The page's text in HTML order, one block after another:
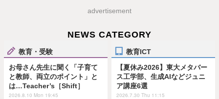
advertisement
NEWS CATEGORY
教育・受験
お母さん先生に聞く「子育て
と教師、両立のポイント」と
は…Teacher’s［Shift］
2026.8.10 Mon 19:45
教育ICT
【夏休み2026】東大メタバー
ス工学部、生成AIなどジュニ
ア講座6選
2026.7.30 Thu 11:15